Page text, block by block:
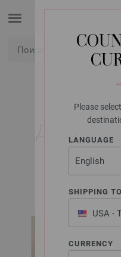
Please
LANGUAGE
SHIPPING TO
USA -
of America
CURRENCY
Classici